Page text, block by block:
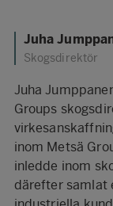
Juha
Skogsdirektör
Juha
Groups
inom Metsä
inledde inom
därefter samlat